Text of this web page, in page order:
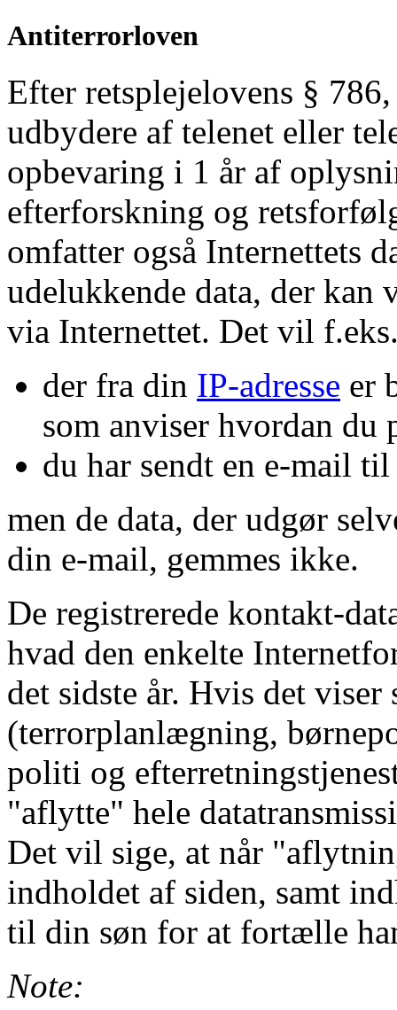
Antiterrorloven
Efter retsplejelovens §
udbydere af telenet eller
opbevaring i 1 år af
efterforskning og
omfatter også Internettets
udelukkende data, der kan
via Internettet. Det vil
der fra din IP-adresse er
som anviser hvordan du
du har sendt en e-mail
men de data, der udgør
din e-mail, gemmes ikke.
De registrerede kontakt-
hvad den enkelte
det sidste år. Hvis det
(terrorplanlægning,
politi og
"aflytte" hele
Det vil sige, at når
indholdet af siden, samt
til din søn for at fortælle
Note: